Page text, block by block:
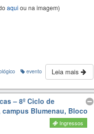
aqui ou na imagem)
Leia mais
evento
– 8º Ciclo de
Blumenau, Bloco
Ingressos